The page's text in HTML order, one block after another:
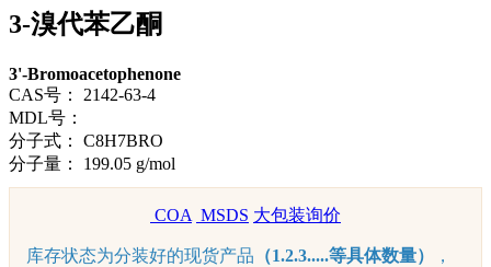
3-溴代苯乙酮
3'-Bromoacetophenone
CAS号：
2142-63-4
MDL号：
分子式：
C8H7BRO
分子量：
199.05 g/mol
COA MSDS 大包装询价
库存状态为分装好的现货产品 （1.2.3.....等具体数量）
，